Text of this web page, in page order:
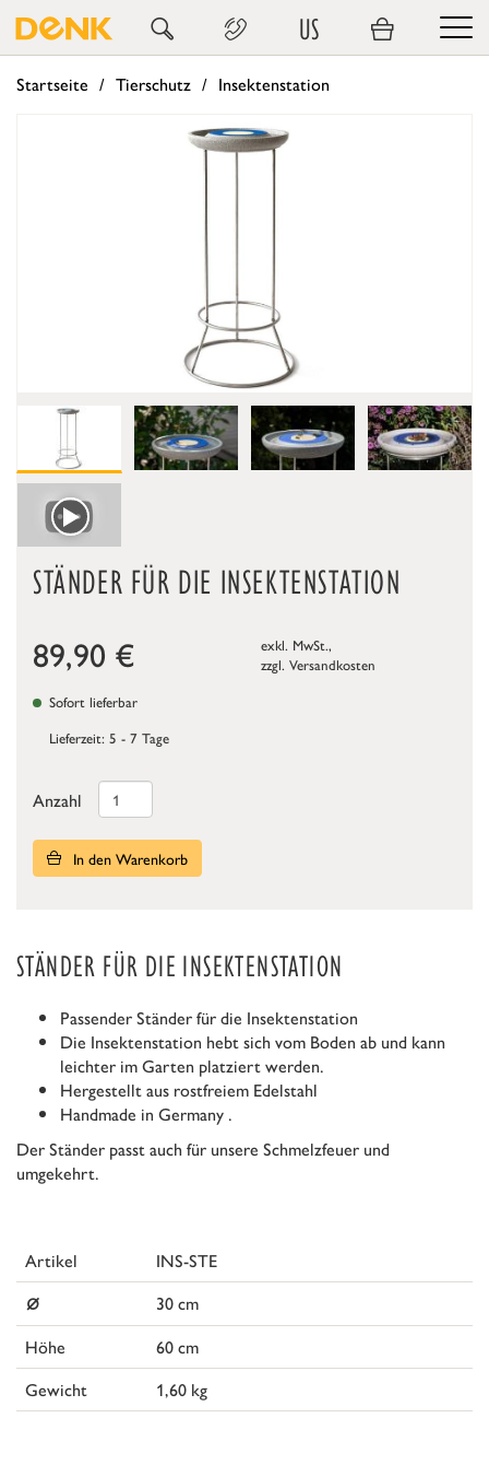
US
Startseite Tierschutz Insektenstation
STÄNDER FÜR DIE INSEKTENSTATION
89,90 €
exkl. MwSt.,
zzgl. Versandkosten
Sofort lieferbar
Lieferzeit: 5 - 7 Tage
Anzahl
In den Warenkorb
STÄNDER FÜR DIE INSEKTENSTATION
Passender Ständer für die Insektenstation
Die Insektenstation hebt sich vom Boden ab und kann
leichter im Garten platziert werden.
Hergestellt aus rostfreiem Edelstahl
Handmade in Germany .
Der Ständer passt auch für unsere Schmelzfeuer und
umgekehrt.
Artikel INS-STE
⌀
30 cm
Höhe
60 cm
Gewicht
1,60 kg